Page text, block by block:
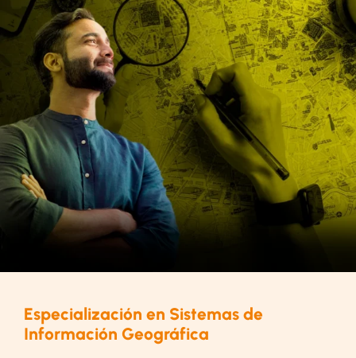
Especialización en Sistemas de
Información Geográfica